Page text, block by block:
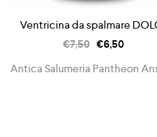
Ventricina da spalmare
€7,50 €6,50
Antica Salumeria Pantheon